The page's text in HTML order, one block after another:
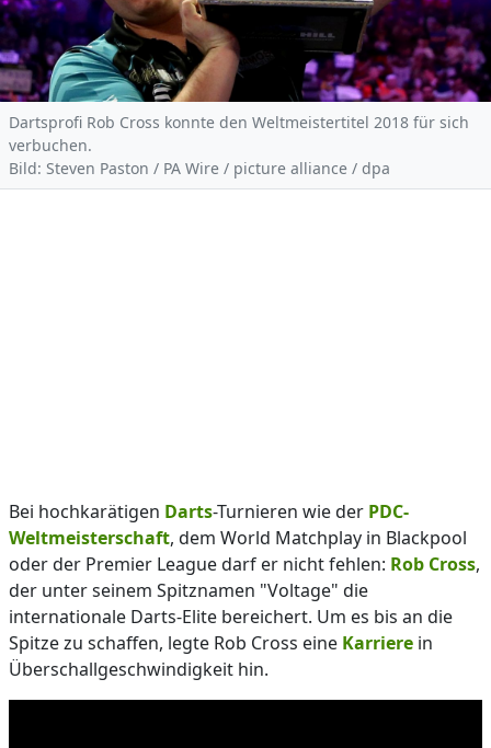
Dartsprofi Rob Cross konnte den Weltmeistertitel 2018 für sich
verbuchen.
Bild: Steven Paston / PA Wire / picture alliance / dpa
Bei hochkarätigen Darts-Turnieren wie der PDC-
Weltmeisterschaft, dem World Matchplay in Blackpool
oder der Premier League darf er nicht fehlen: Rob Cross,
der unter seinem Spitznamen "Voltage" die
internationale Darts-Elite bereichert. Um es bis an die
Spitze zu schaffen, legte Rob Cross eine Karriere in
Überschallgeschwindigkeit hin.